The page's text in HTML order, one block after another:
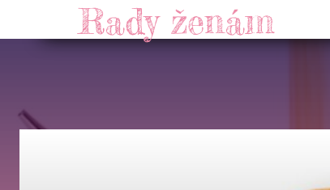
Rady ženám